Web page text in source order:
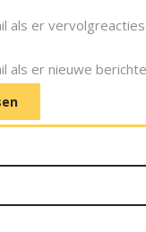
als er
als er nieuwe